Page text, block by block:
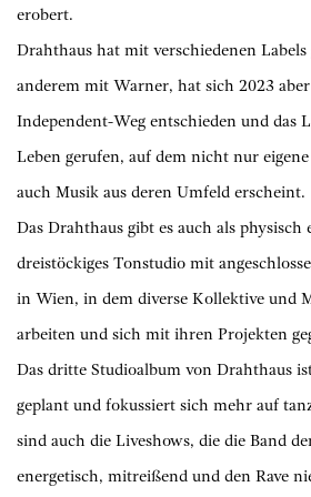
erobert.
Drahthaus hat mit verschiedenen
anderem mit Warner, hat sich 2023
Independent-Weg entschieden und das
Leben gerufen, auf dem nicht nur
auch Musik aus deren Umfeld erscheint.
Das Drahthaus gibt es auch als physisch
dreistöckiges Tonstudio mit
in Wien, in dem diverse Kollektive und
arbeiten und sich mit ihren Projekten
Das dritte Studioalbum von Drahthaus
geplant und fokussiert sich mehr auf
sind auch die Liveshows, die die Band
energetisch, mitreißend und den Rave